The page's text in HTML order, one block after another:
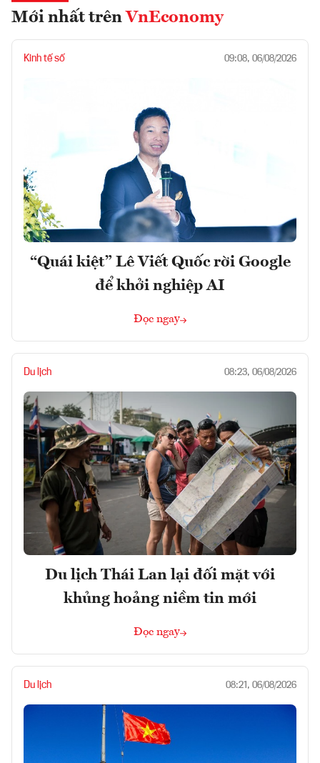
Mới nhất trên VnEconomy
Kinh tế số 09:08, 06/08/2026
“Quái kiệt” Lê Viết Quốc rời Google
để khởi nghiệp AI
Đọc ngay
Du lịch 08:23, 06/08/2026
Du lịch Thái Lan lại đối mặt với
khủng hoảng niềm tin mới
Đọc ngay
Du lịch 08:21, 06/08/2026